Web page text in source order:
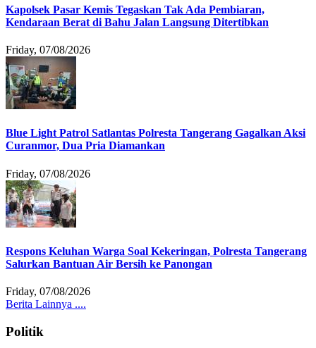
Kapolsek Pasar Kemis Tegaskan Tak Ada Pembiaran,
Kendaraan Berat di Bahu Jalan Langsung Ditertibkan
Friday, 07/08/2026
Blue Light Patrol Satlantas Polresta Tangerang Gagalkan Aksi
Curanmor, Dua Pria Diamankan
Friday, 07/08/2026
Respons Keluhan Warga Soal Kekeringan, Polresta Tangerang
Salurkan Bantuan Air Bersih ke Panongan
Friday, 07/08/2026
Berita Lainnya ....
Politik